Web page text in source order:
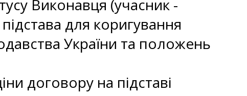
Виконавця (учасник -
для коригування
України та положень
договору на підставі